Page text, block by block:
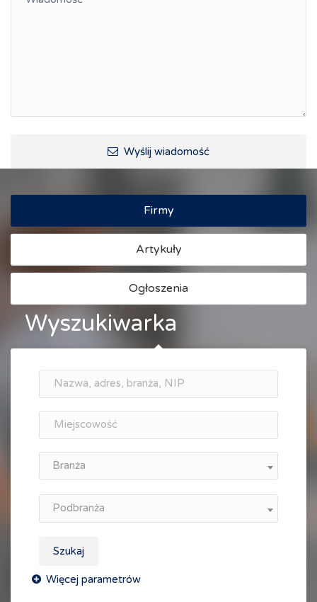
Wyślij wiadomość
Firmy
Artykuły
Ogłoszenia
Wyszukiwarka
Branża
Podbranża
Szukaj